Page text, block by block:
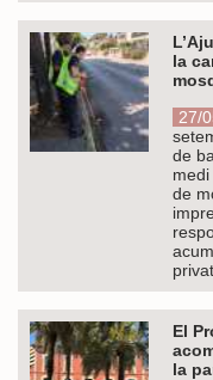
la
27/
de
de
El
la